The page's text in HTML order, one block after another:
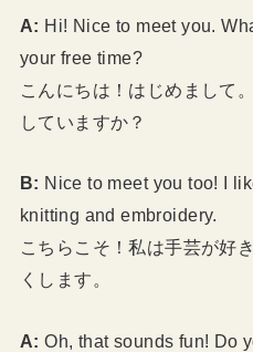
A: Hi! Nice to meet you.
your free time?
こんにちは！はじめまして
していますか？
B: Nice to meet you too! I
knitting and embroidery.
こちらこそ！私は手芸が好
くします。
A: Oh, that sounds fun! Do